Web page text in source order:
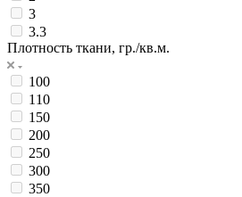
3
3.3
Плотность ткани, гр./кв.м.
100
110
150
200
250
300
350